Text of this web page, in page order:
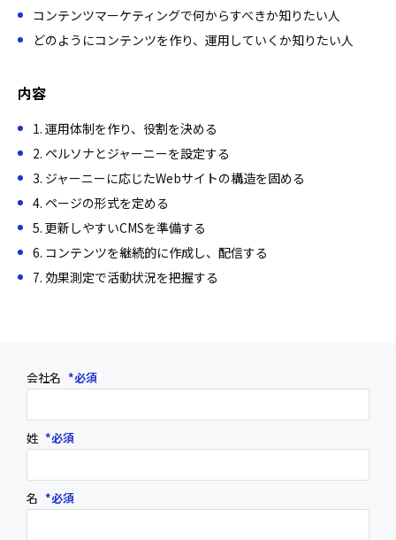
コンテンツマーケティングで何からすべきか知りたい人
どのようにコンテンツを作り、運用していくか知りたい人
内容
1. 運用体制を作り、役割を決める
2. ペルソナとジャーニーを設定する
3. ジャーニーに応じたWebサイトの構造を固める
4. ページの形式を定める
5. 更新しやすいCMSを準備する
6. コンテンツを継続的に作成し、配信する
7. 効果測定で活動状況を把握する
会社名
姓
名